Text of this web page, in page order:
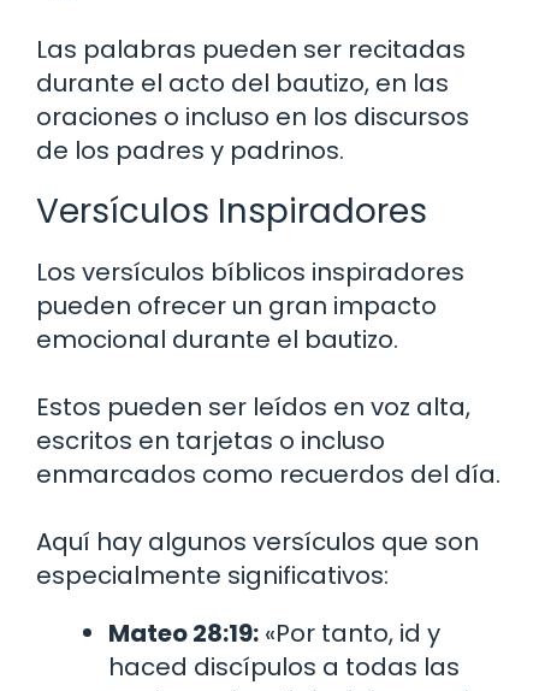
Las palabras pueden ser recitadas
durante el acto del bautizo, en las
oraciones o incluso en los discursos
de los padres y padrinos.
Versículos Inspiradores
Los versículos bíblicos inspiradores
pueden ofrecer un gran impacto
emocional durante el bautizo.
Estos pueden ser leídos en voz alta,
escritos en tarjetas o incluso
enmarcados como recuerdos del día.
Aquí hay algunos versículos que son
especialmente significativos:
Mateo 28:19: «Por tanto, id y
haced discípulos a todas las